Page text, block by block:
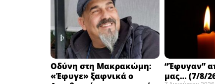
Οδύνη στη Μακρακώμη:
«Έφυγε» ξαφνικά ο
“Έφυγαν”
μας… (7/8/